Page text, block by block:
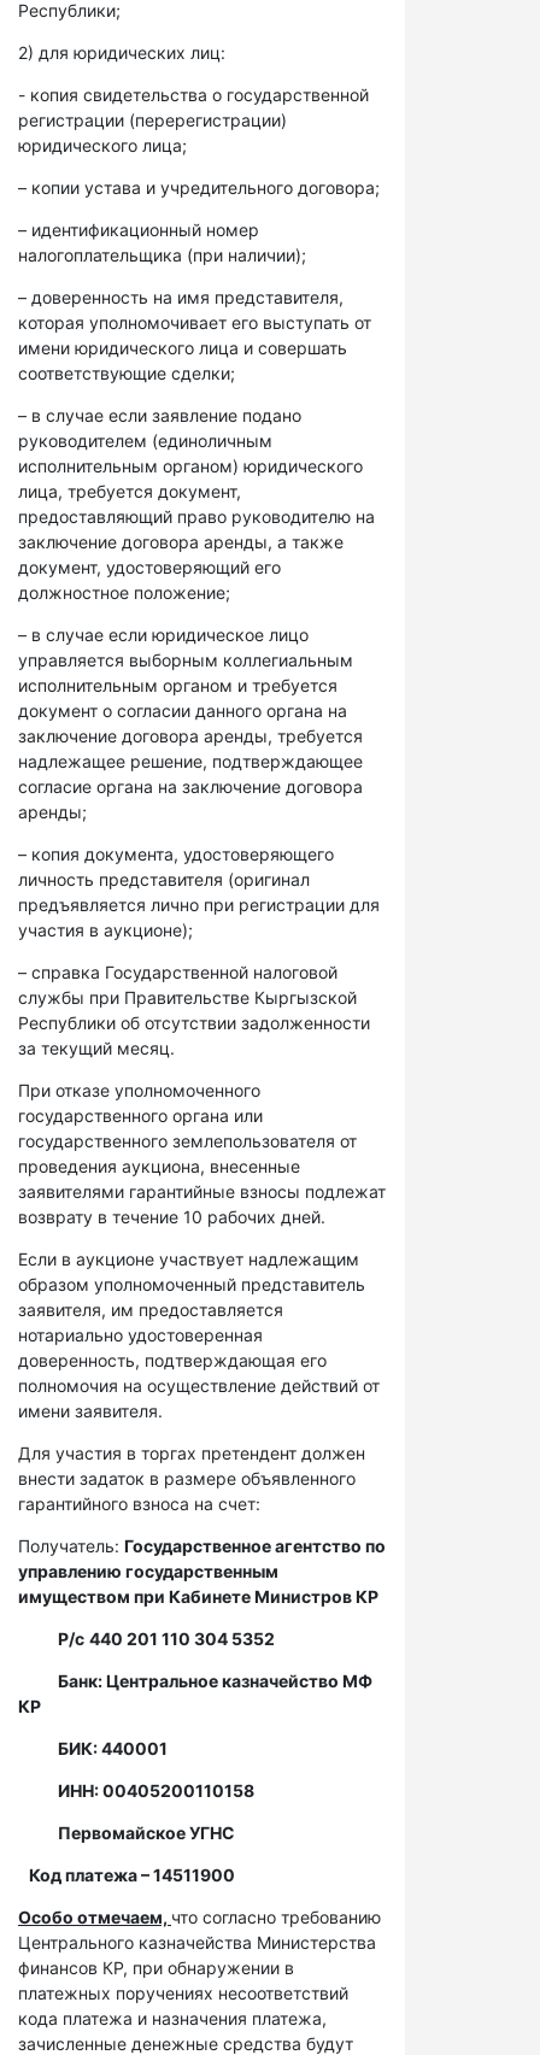
Республики;
2) для юридических лиц:
- копия свидетельства о государственной
регистрации (перерегистрации)
юридического лица;
– копии устава и учредительного договора;
– идентификационный номер
налогоплательщика (при наличии);
– доверенность на имя представителя,
которая уполномочивает его выступать от
имени юридического лица и совершать
соответствующие сделки;
– в случае если заявление подано
руководителем (единоличным
исполнительным органом) юридического
лица, требуется документ,
предоставляющий право руководителю на
заключение договора аренды, а также
документ, удостоверяющий его
должностное положение;
– в случае если юридическое лицо
управляется выборным коллегиальным
исполнительным органом и требуется
документ о согласии данного органа на
заключение договора аренды, требуется
надлежащее решение, подтверждающее
согласие органа на заключение договора
аренды;
– копия документа, удостоверяющего
личность представителя (оригинал
предъявляется лично при регистрации для
участия в аукционе);
– справка Государственной налоговой
службы при Правительстве Кыргызской
Республики об отсутствии задолженности
за текущий месяц.
При отказе уполномоченного
государственного органа или
государственного землепользователя от
проведения аукциона, внесенные
заявителями гарантийные взносы подлежат
возврату в течение 10 рабочих дней.
Если в аукционе участвует надлежащим
образом уполномоченный представитель
заявителя, им предоставляется
нотариально удостоверенная
доверенность, подтверждающая его
полномочия на осуществление действий от
имени заявителя.
Для участия в торгах претендент должен
внести задаток в размере объявленного
гарантийного взноса на счет:
Получатель: Государственное агентство по
управлению государственным
имуществом при Кабинете Министров КР
Р/с 440 201 110 304 5352
Банк: Центральное казначейство МФ
КР
БИК: 440001
ИНН: 00405200110158
Первомайское УГНС
Код платежа – 14511900
Особо отмечаем, что согласно требованию
Центрального казначейства Министерства
финансов КР, при обнаружении в
платежных поручениях несоответствий
кода платежа и назначения платежа,
зачисленные денежные средства будут